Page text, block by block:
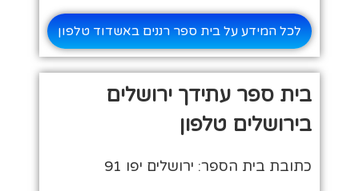
לכל המידע על בית ספר רננים באשדוד טלפון
בית ספר עתידך ירושלים
בירושלים טלפון
כתובת בית הספר: ירושלים יפו 91